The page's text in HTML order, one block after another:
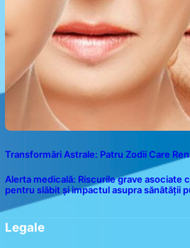
Transformări Astrale: Patru Zodii Care
Alerta medicală: Riscurile grave asociate
pentru slăbit și impactul asupra sănătății
Legale